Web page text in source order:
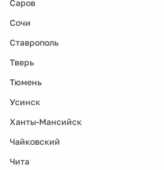
Саров
Сочи
Ставрополь
Тверь
Тюмень
Усинск
Ханты-Мансийск
Чайковский
Чита